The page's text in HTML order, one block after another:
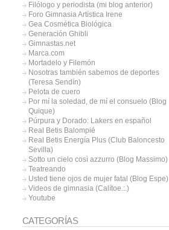
Filólogo y periodista (mi blog anterior)
Foro Gimnasia Artística Irene
Gea Cosmética Biológica
Generación Ghibli
Gimnastas.net
Marca.com
Mortadelo y Filemón
Nosotras también sabemos de deportes
(Teresa Sendín)
Pelota de cuero
Por mí la soledad, de mí el consuelo (Blog
Quique)
Púrpura y Dorado: Lakers en español
Real Betis Balompié
Real Betis Energía Plus (Club Baloncesto
Sevilla)
Sotto un cielo così azzurro (Blog Massimo)
Teatreando
Usted tiene ojos de mujer fatal (Blog Espe)
Videos de gimnasia (Calítoe.:.)
Youtube
CATEGORÍAS